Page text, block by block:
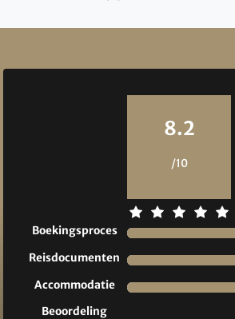
8.2
/10
Boekingsproces
Reisdocumenten
Accommodatie
Beoordeling